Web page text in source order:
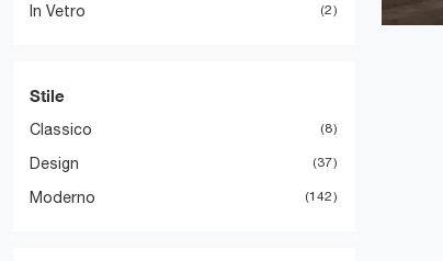
In Vetro 2
Stile
Classico 8
Design 37
Moderno 142